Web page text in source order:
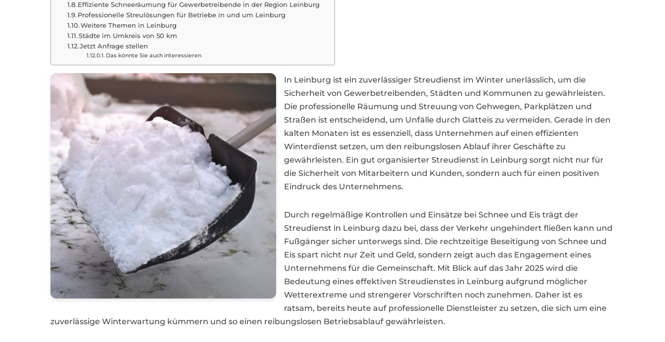
Effiziente Schneeräumung für Gewerbetreibende in der Region Leinburg
Professionelle Streulösungen für Betriebe in und um Leinburg
Weitere Themen in Leinburg
Städte im Umkreis von 50 km
Jetzt Anfrage stellen
Das könnte Sie auch interessieren
In Leinburg ist ein zuverlässiger Streudienst im Winter unerlässlich, um die
Sicherheit von Gewerbetreibenden, Städten und Kommunen zu gewährleisten.
Die professionelle Räumung und Streuung von Gehwegen, Parkplätzen und
Straßen ist entscheidend, um Unfälle durch Glatteis zu vermeiden. Gerade in den
kalten Monaten ist es essenziell, dass Unternehmen auf einen effizienten
Winterdienst setzen, um den reibungslosen Ablauf ihrer Geschäfte zu
gewährleisten. Ein gut organisierter Streudienst in Leinburg sorgt nicht nur für
die Sicherheit von Mitarbeitern und Kunden, sondern auch für einen positiven
Eindruck des Unternehmens.
Durch regelmäßige Kontrollen und Einsätze bei Schnee und Eis trägt der
Streudienst in Leinburg dazu bei, dass der Verkehr ungehindert fließen kann und
Fußgänger sicher unterwegs sind. Die rechtzeitige Beseitigung von Schnee und
Eis spart nicht nur Zeit und Geld, sondern zeigt auch das Engagement eines
Unternehmens für die Gemeinschaft. Mit Blick auf das Jahr 2025 wird die
Bedeutung eines effektiven Streudienstes in Leinburg aufgrund möglicher
Wetterextreme und strengerer Vorschriften noch zunehmen. Daher ist es
ratsam, bereits heute auf professionelle Dienstleister zu setzen, die sich um eine
zuverlässige Winterwartung kümmern und so einen reibungslosen Betriebsablauf gewährleisten.